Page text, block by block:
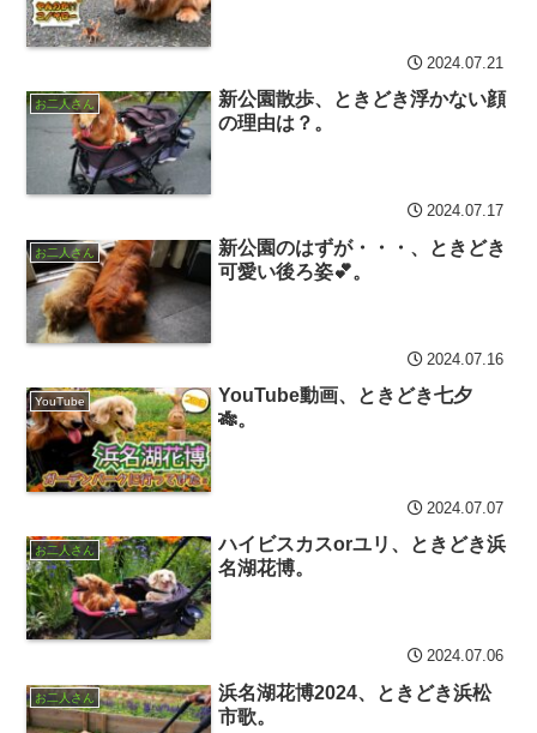
2024.07.21
お二人さん
新公園散歩、ときどき浮かない顔
の理由は？。
2024.07.17
お二人さん
新公園のはずが・・・、ときどき
可愛い後ろ姿💕。
2024.07.16
YouTube
YouTube動画、ときどき七夕
🎋。
2024.07.07
お二人さん
ハイビスカスorユリ、ときどき浜
名湖花博。
2024.07.06
お二人さん
浜名湖花博2024、ときどき浜松
市歌。